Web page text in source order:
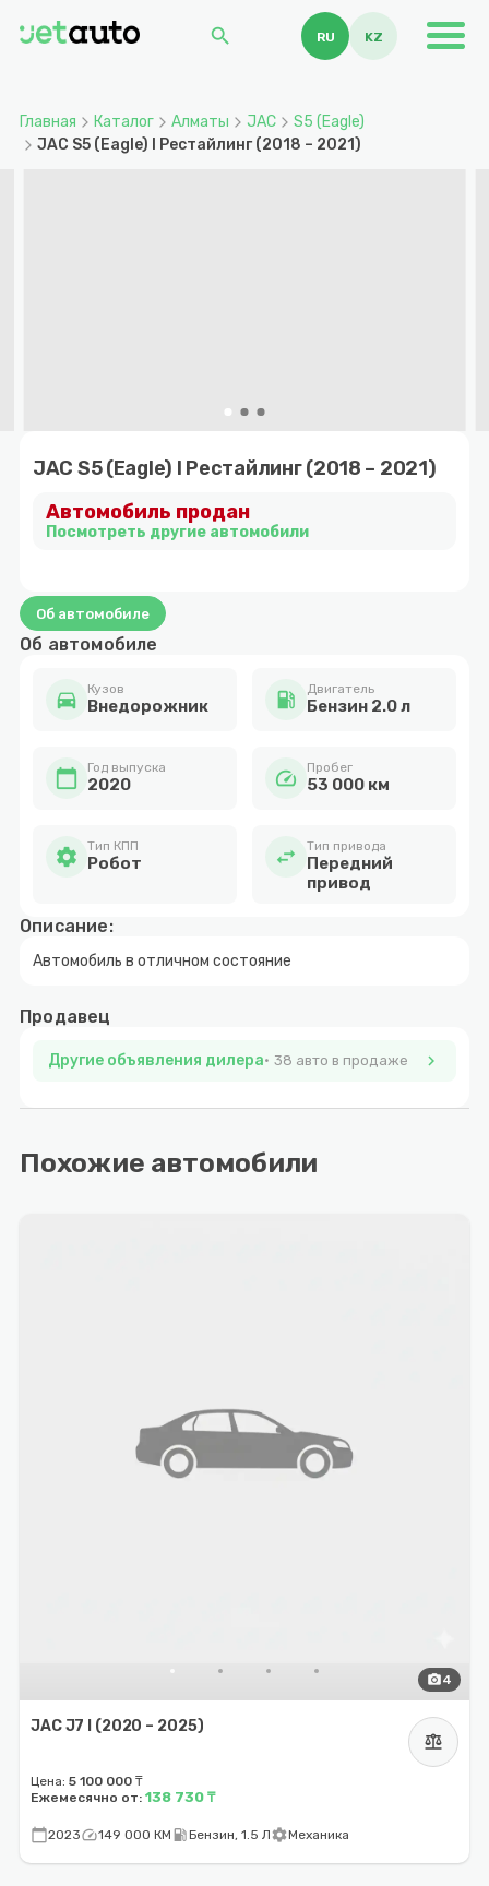
search RU KZ
Главная Каталог Алматы JAC
S5 (Eagle)
JAC S5 (Eagle) I Рестайлинг (2018 – 2021)
JAC S5 (Eagle) I Рестайлинг (2018 – 2021)
Автомобиль продан
Посмотреть другие автомобили
Об автомобиле
Об автомобиле
directions_car Кузов
Внедорожник local_gas_station Двигатель
Бензин 2.0 л
calendar_today Год выпуска
2020 speed Пробег
53 000 км
settings Тип КПП
Робот swap_horiz Тип привода
Передний
привод
Описание:
Автомобиль в отличном состояние
Продавец
Другие объявления дилера 38 авто в продаже chevron_right
Похожие автомобили
photo_camera4
JAC J7 I (2020 – 2025)
balance
Цена: 5 100 000 ₸
Ежемесячно от: 138 730 ₸
calendar_today2023speed149 000 КМ local_gas_stationБензин, 1.5 ЛsettingsМеханика